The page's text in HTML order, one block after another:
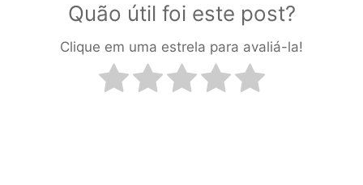
Quão útil foi este post?
Clique em uma estrela para avaliá-la!